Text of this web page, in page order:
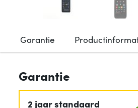
Garantie
Garantie
2 jaar standaard